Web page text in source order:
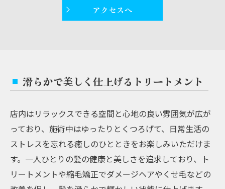
アクセスへ
滑らかで美しく仕上げるトリートメント
店内はリラックスできる空間と心地の良い雰囲気が広が
っており、施術中はゆったりとくつろげて、日常生活の
ストレスを忘れる癒しのひとときをお楽しみいただけま
す。一人ひとりの髪の健康と美しさを追求しており、ト
リートメントや縮毛矯正でダメージヘアやくせ毛などの